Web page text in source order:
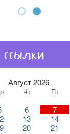
Август 2026
Чт Пт
6 7
13 14
20 21